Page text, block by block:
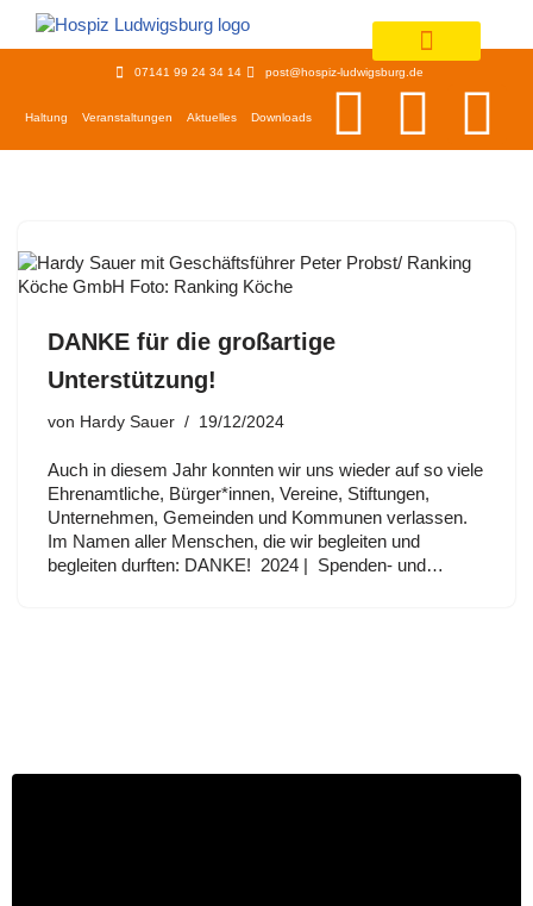
springen
07141 99 24 34 14 post@hospiz-ludwigsburg.de
Haltung Veranstaltungen Aktuelles Downloads
DANKE für die großartige
Unterstützung!
von Hardy Sauer 19/12/2024
Auch in diesem Jahr konnten wir uns wieder auf so viele
Ehrenamtliche, Bürger*innen, Vereine, Stiftungen,
Unternehmen, Gemeinden und Kommunen verlassen.
Im Namen aller Menschen, die wir begleiten und
begleiten durften: DANKE! 2024 | Spenden- und…